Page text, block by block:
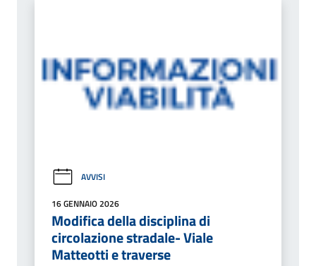
AVVISI
16 GENNAIO 2026
Modifica della disciplina di
circolazione stradale- Viale
Matteotti e traverse